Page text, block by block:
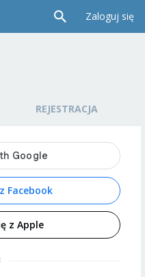
Zaloguj się
REJESTRACJA
Facebook
z Apple